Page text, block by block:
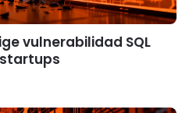
vulnerabilidad SQL